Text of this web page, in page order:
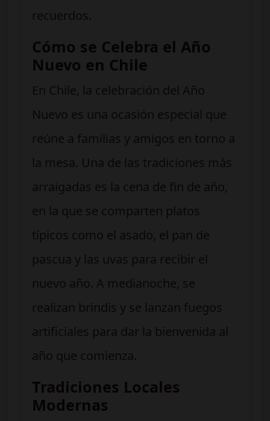
recuerdos.
Cómo se Celebra el Año
Nuevo en Chile
En Chile, la celebración del Año
Nuevo es una ocasión especial que
reúne a familias y amigos en torno a
la mesa. Una de las tradiciones más
arraigadas es la cena de fin de año,
en la que se comparten platos
típicos como el asado, el pan de
pascua y las uvas para recibir el
nuevo año. A medianoche, se
realizan brindis y se lanzan fuegos
artificiales para dar la bienvenida al
año que comienza.
Tradiciones Locales
Modernas